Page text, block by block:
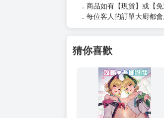
．商品如有【現貨】或【免
．每位客人的訂單大廚都會
猜你喜歡